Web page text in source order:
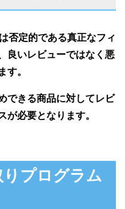
否定的である真正なフィ
良いレビューではなく悪
す。
できる商品に対してレビ
が必要となります。
プログラム